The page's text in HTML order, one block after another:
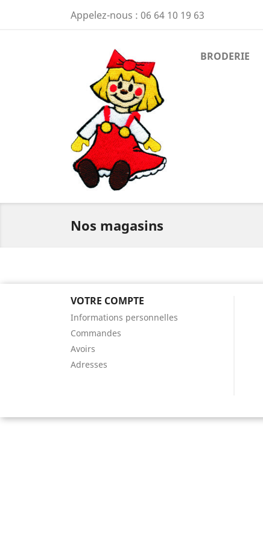
Appelez-nous : 06 64 10 19 63
BRODERIE
Nos magasins
VOTRE COMPTE
Informations personnelles
Commandes
Avoirs
Adresses